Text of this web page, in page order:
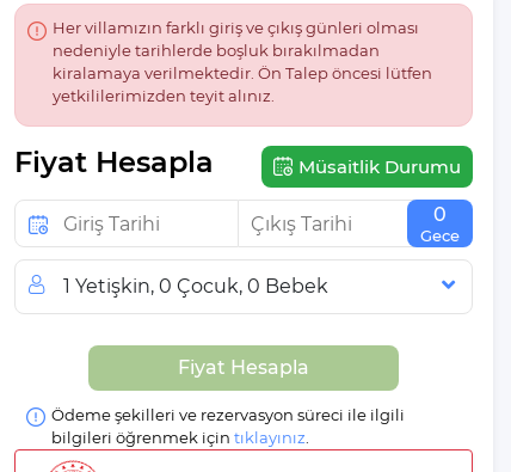
Her villamızın farklı giriş ve çıkış günleri olması
nedeniyle tarihlerde boşluk bırakılmadan
kiralamaya verilmektedir. Ön Talep öncesi lütfen
yetkililerimizden teyit alınız.
Fiyat Hesapla Müsaitlik Durumu
0
Gece
1 Yetişkin, 0 Çocuk, 0 Bebek
Misafir Sayısı
Çocuk
Bebek
Fiyat Hesapla
Ödeme şekilleri ve rezervasyon süreci ile ilgili
bilgileri öğrenmek için tıklayınız